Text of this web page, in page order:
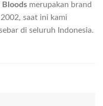
Bloods merupakan brand
saat ini kami
di seluruh Indonesia.